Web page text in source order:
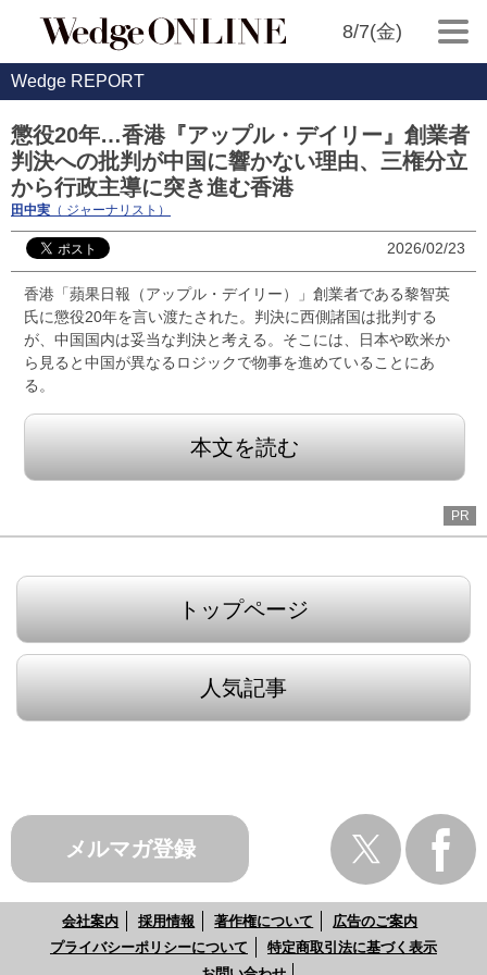
8/7(金)
Wedge REPORT
懲役20年…香港『アップル・デイリー』創業者
判決への批判が中国に響かない理由、三権分立
から行政主導に突き進む香港
田中実 （ ジャーナリスト）
2026/02/23
香港「蘋果日報（アップル・デイリー）」創業者である黎智英
氏に懲役20年を言い渡たされた。判決に西側諸国は批判する
が、中国国内は妥当な判決と考える。そこには、日本や欧米か
ら見ると中国が異なるロジックで物事を進めていることにあ
る。
本文を読む
PR
トップページ
人気記事
メルマガ登録
会社案内 採用情報 著作権について
広告のご案内
プライバシーポリシーについて
特定商取引法に基づく表示